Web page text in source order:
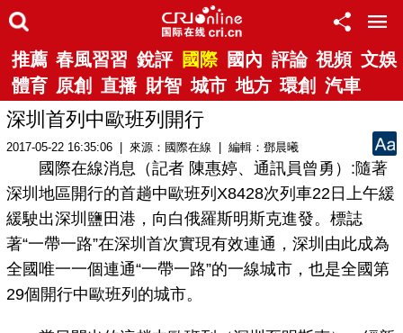
推薦 春風習習 銳評 國際 國內 評論 視頻 文娛
體育 原創 直播 財智 城市 地方 環創 汽車
深圳首列中歐班列開行
2017-05-22 16:35:06 | 來源：國際在線 | 編輯：鄧晨曦
國際在線消息（記者 陳惠婷、通訊員曾勇）:隨著
深圳地區開行的首趟中歐班列X8428次列車22日上午緩
緩駛出深圳鹽田港，向白俄羅斯明斯克進發。標誌
著“一帶一路”在深圳首次實現有效連通，深圳由此成為
全國唯一一個連通“一帶一路”的一線城市，也是全國第
29個開行中歐班列的城市。